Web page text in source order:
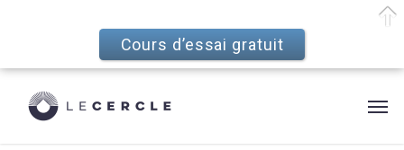
Skip
main
content
Menu
Cours d’essai gratuit